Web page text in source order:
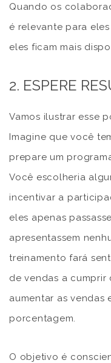
Quando os
é relevante para
eles ficam mais
2. ESPERE
Vamos ilustrar esse
Imagine que você
prepare um
Você escolheria
incentivar a
eles apenas
apresentassem
treinamento fará
de vendas a cumprir
aumentar as vendas
porcentagem.
O objetivo é